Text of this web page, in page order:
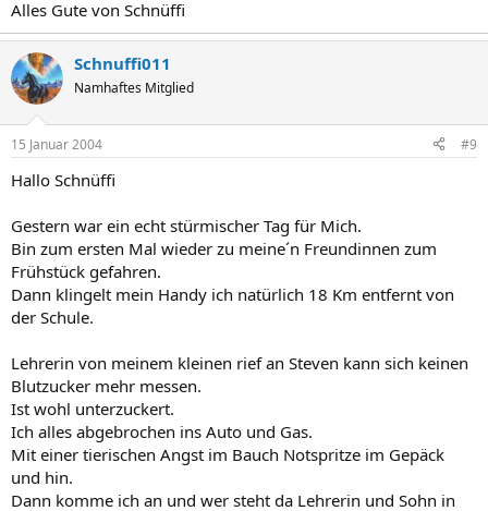
Alles Gute von Schnüffi
Schnuffi011
Namhaftes Mitglied
15 Januar 2004 #9
Hallo Schnüffi
Gestern war ein echt stürmischer Tag für Mich.
Bin zum ersten Mal wieder zu meine´n Freundinnen zum
Frühstück gefahren.
Dann klingelt mein Handy ich natürlich 18 Km entfernt von
der Schule.
Lehrerin von meinem kleinen rief an Steven kann sich keinen
Blutzucker mehr messen.
Ist wohl unterzuckert.
Ich alles abgebrochen ins Auto und Gas.
Mit einer tierischen Angst im Bauch Notspritze im Gepäck
und hin.
Dann komme ich an und wer steht da Lehrerin und Sohn in